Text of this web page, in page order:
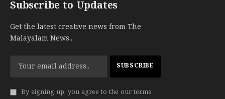
Subscribe to Updates
Get the latest creative news from The
Malayalam News..
By signing up, you agree to the our terms